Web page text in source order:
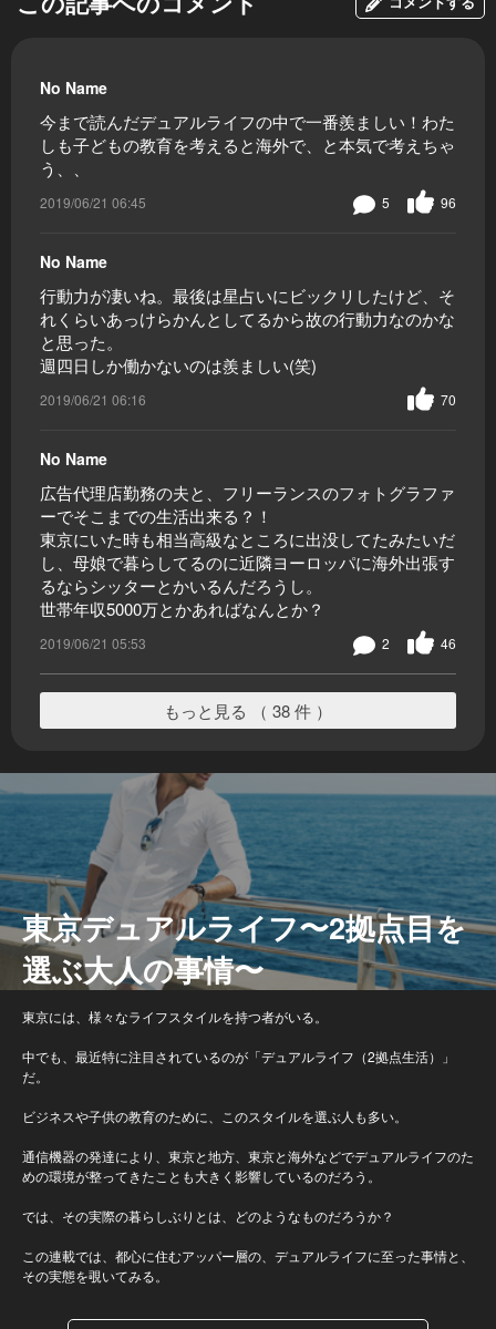
No Name
今まで読んだデュアルライフの中で一番羨ましい！わた
しも子どもの教育を考えると海外で、と本気で考えちゃ
う、、
2019/06/21 06:45 96
5
No Name
行動力が凄いね。最後は星占いにビックリしたけど、そ
れくらいあっけらかんとしてるから故の行動力なのかな
と思った。
週四日しか働かないのは羨ましい(笑)
2019/06/21 06:16 70
No Name
広告代理店勤務の夫と、フリーランスのフォトグラファ
ーでそこまでの生活出来る？！
東京にいた時も相当高級なところに出没してたみたいだ
し、母娘で暮らしてるのに近隣ヨーロッパに海外出張す
るならシッターとかいるんだろうし。
世帯年収5000万とかあればなんとか？
2019/06/21 05:53 46
2
もっと見る （ 38 件 ）
東京デュアルライフ〜2拠点目を
選ぶ大人の事情〜
東京には、様々なライフスタイルを持つ者がいる。
中でも、最近特に注目されているのが「デュアルライフ（2拠点生活）」
だ。
ビジネスや子供の教育のために、このスタイルを選ぶ人も多い。
通信機器の発達により、東京と地方、東京と海外などでデュアルライフのた
めの環境が整ってきたことも大きく影響しているのだろう。
では、その実際の暮らしぶりとは、どのようなものだろうか？
この連載では、都心に住むアッパー層の、デュアルライフに至った事情と、
その実態を覗いてみる。